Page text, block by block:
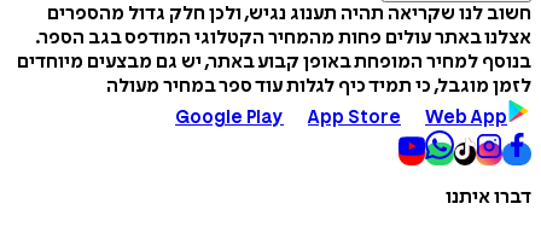
חשוב לנו שקריאה תהיה תענוג נגיש, ולכן חלק גדול מהספרים
אצלנו באתר עולים פחות מהמחיר הקטלוגי המודפס בגב הספר.
בנוסף למחיר המופחת באופן קבוע באתר, יש גם מבצעים מיוחדים
לזמן מוגבל, כי תמיד כיף לגלות עוד ספר במחיר מעולה
Google Play
App Store Web App
דברו איתנו